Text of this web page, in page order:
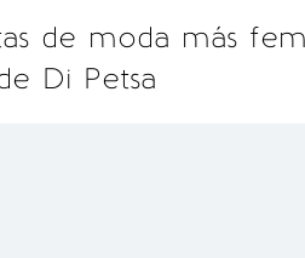
de moda más
Di Petsa